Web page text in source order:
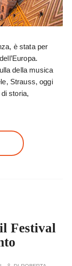
è stata per
della musica
Strauss, oggi
storia,
Festival